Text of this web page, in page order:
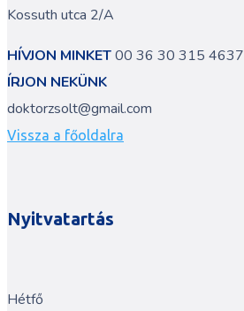
Kossuth utca 2/A
HÍVJON MINKET00 36 30 315 4637
ÍRJON NEKÜNK
doktorzsolt@gmail.com
Vissza a főoldalra
Nyitvatartás
Hétfő